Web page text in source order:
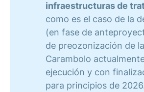
infraestructuras de
como es el caso de la
(en fase de
de preozonización de
Carambolo
ejecución y con
para principios de